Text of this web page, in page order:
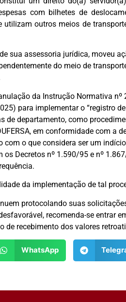
com bilhetes de
utilizam outros meios de
sua assessoria jurídica, moveu
do meio de
da Instrução Normativa
para implementar o “registro
de departamento, como
em conformidade com a
o que considera ser um
Decretos nº 1.590/95 e nº
da implementação de tal
protocolando suas
recomenda-se entrar
de recebimento dos valores
WhatsApp